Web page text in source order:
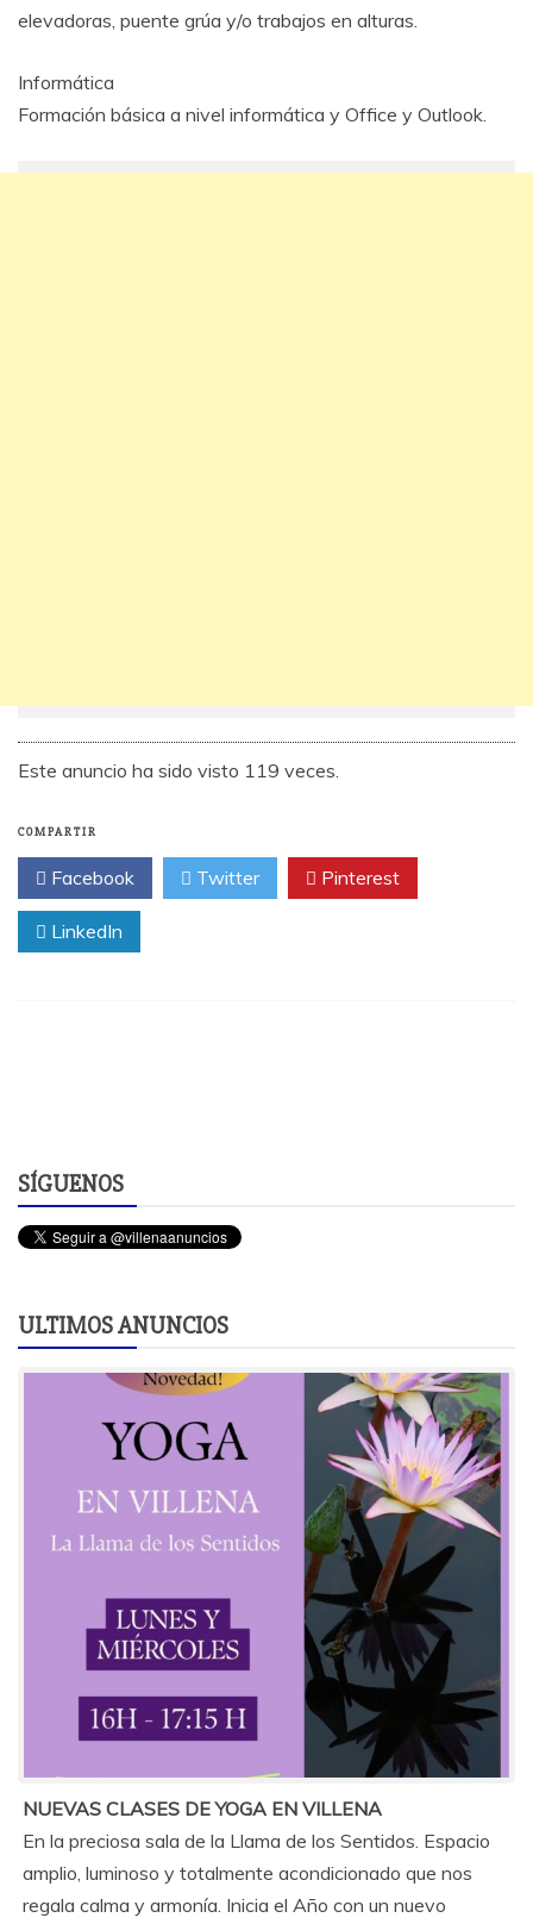
elevadoras, puente grúa y/o trabajos en alturas.
Informática
Formación básica a nivel informática y Office y Outlook.
Este anuncio ha sido visto 119 veces.
COMPARTIR
Facebook Twitter Pinterest
LinkedIn
SÍGUENOS
ULTIMOS ANUNCIOS
NUEVAS CLASES DE YOGA EN VILLENA
En la preciosa sala de la Llama de los Sentidos. Espacio
amplio, luminoso y totalmente acondicionado que nos
regala calma y armonía. Inicia el Año con un nuevo